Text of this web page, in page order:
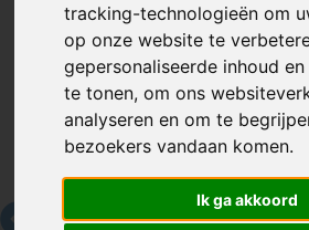
tracking-technologieën om
op onze website te
gepersonaliseerde inhoud
te tonen, om ons
analyseren en om te
bezoekers vandaan komen.
Ik ga akkoord